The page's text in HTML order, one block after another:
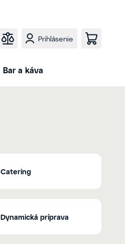
Prihlásenie
Bar a káva
Catering
Dynamická príprava